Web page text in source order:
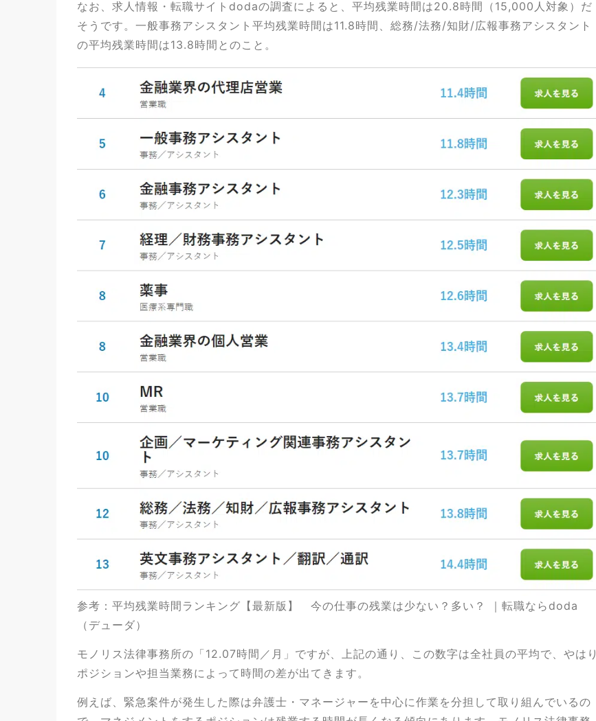
なお、求人情報・転職サイトdodaの調査によると、平均残業時間は20.8時間（15,000人対象）だ
そうです。一般事務アシスタント平均残業時間は11.8時間、総務/法務/知財/広報事務アシスタント
の平均残業時間は13.8時間とのこと。
参考： 平均残業時間ランキング【最新版】 今の仕事の残業は少ない？多い？ ｜転職ならdoda
（デューダ）
モノリス法律事務所の「12.07時間／月」ですが、上記の通り、この数字は全社員の平均で、やはり
ポジションや担当業務によって時間の差が出てきます。
例えば、緊急案件が発生した際は弁護士・マネージャーを中心に作業を分担して取り組んでいるの